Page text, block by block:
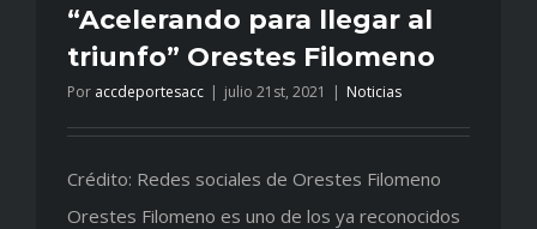
“Acelerando para llegar al
triunfo” Orestes Filomeno
Por accdeportesacc | julio 21st, 2021 | Noticias
Crédito: Redes sociales de Orestes Filomeno
Orestes Filomeno es uno de los ya reconocidos